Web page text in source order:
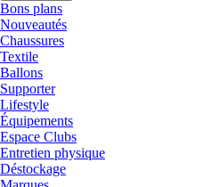
Bons plans
Nouveautés
Chaussures
Textile
Ballons
Supporter
Lifestyle
Équipements
Espace Clubs
Entretien physique
Déstockage